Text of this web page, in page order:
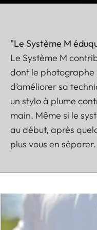
"Le Système M
Le Système M
dont le photographe
d’améliorer sa
un stylo à plume
main. Même si le
au début, après
plus vous en séparer.